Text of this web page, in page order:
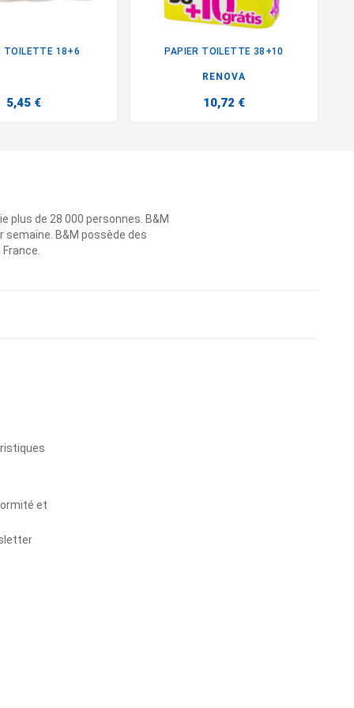
TOILETTE 18+6
5,45 €
PAPIER TOILETTE 38+10
RENOVA
10,72 €
plus de 28 000 personnes. B&M
B&M possède des
et